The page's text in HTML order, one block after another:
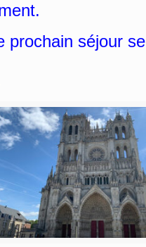
prochain séjour se